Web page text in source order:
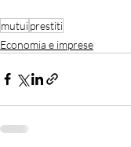
mutuiprestiti
Economia e imprese